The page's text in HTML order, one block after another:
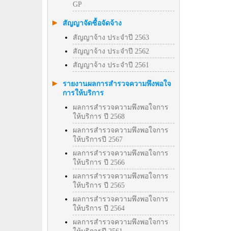
GP
สัญญาจัดซื้อจัดจ้าง
สัญญาจ้าง ประจำปี 2563
สัญญาจ้าง ประจำปี 2562
สัญญาจ้าง ประจำปี 2561
รายงานผลการสำรวจความพึงพอใจ
การให้บริการ
ผลการสำรวจความพึงพอใจการ
ให้บริการ ปี 2568
ผลการสำรวจความพึงพอใจการ
ให้บริการปี 2567
ผลการสำรวจความพึงพอใจการ
ให้บริการ ปี 2566
ผลการสำรวจความพึงพอใจการ
ให้บริการ ปี 2565
ผลการสำรวจความพึงพอใจการ
ให้บริการ ปี 2564
ผลการสำรวจความพึงพอใจการ